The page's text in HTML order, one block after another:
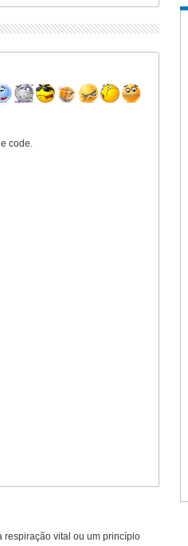
code.
respiração vital ou um princípio